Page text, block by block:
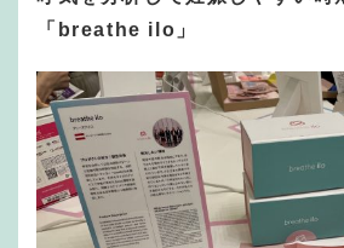
「breathe ilo」